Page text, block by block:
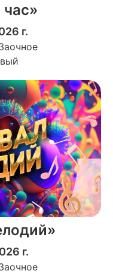
г.
г.